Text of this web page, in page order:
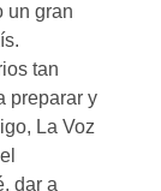
un gran
tan
preparar y
La Voz
dar a